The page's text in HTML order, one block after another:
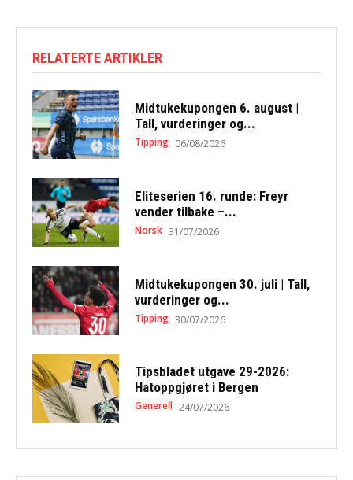
RELATERTE ARTIKLER
Midtukekupongen 6. august |
Tall, vurderinger og...
Tipping 06/08/2026
Eliteserien 16. runde: Freyr
vender tilbake –...
Norsk 31/07/2026
Midtukekupongen 30. juli | Tall,
vurderinger og...
Tipping 30/07/2026
Tipsbladet utgave 29-2026:
Hatoppgjøret i Bergen
Generell 24/07/2026